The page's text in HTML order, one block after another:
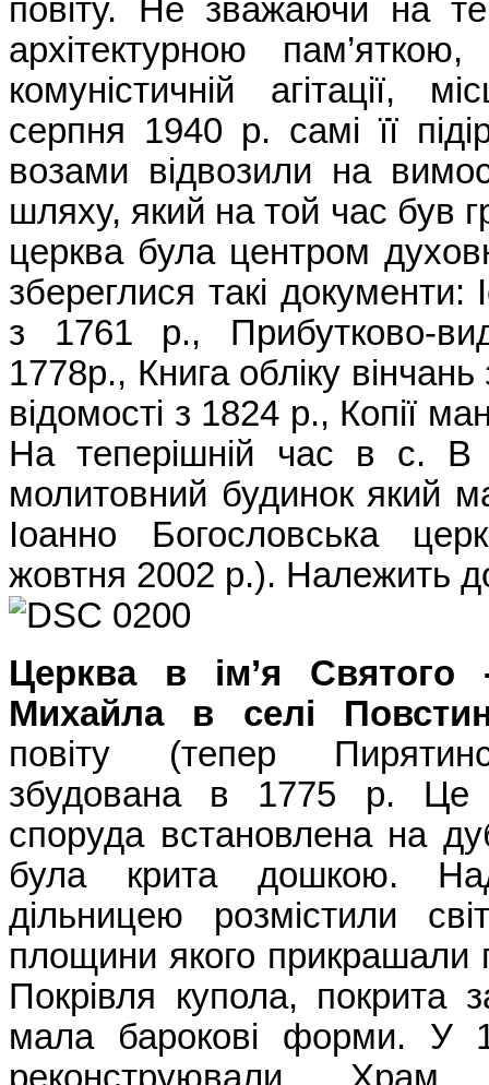
повіту. Не зважаючи на
архітектурною
комуністичній агітації,
серпня 1940 р. самі її
возами відвозили на
шляху, який на той час був
церква була центром
збереглися такі документи:
з 1761 р., Прибутково-
1778р., Книга обліку
відомості з 1824 р., Копії
На теперішній час в с. В
молитовний будинок який
Іоанно Богословська
жовтня 2002 р.). Належить
Церква в ім’я Святого
Михайла в селі
повіту (тепер
збудована в 1775 р. Це
споруда встановлена на
була крита дошкою.
дільницею розмістили
площини якого прикрашали
Покрівля купола, покрита
мала барокові форми. У